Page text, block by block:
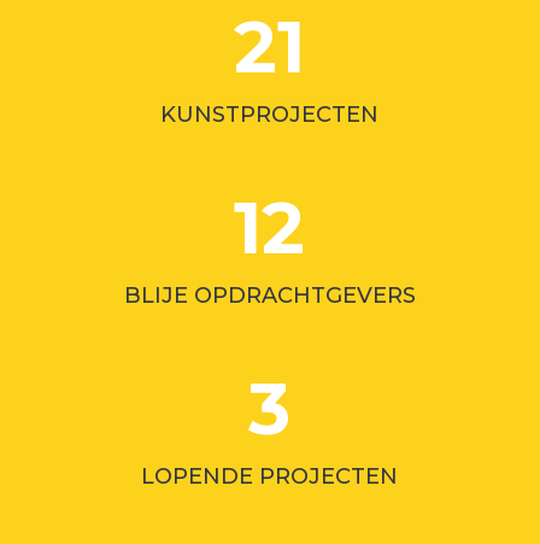
21
KUNSTPROJECTEN
12
BLIJE OPDRACHTGEVERS
3
LOPENDE PROJECTEN